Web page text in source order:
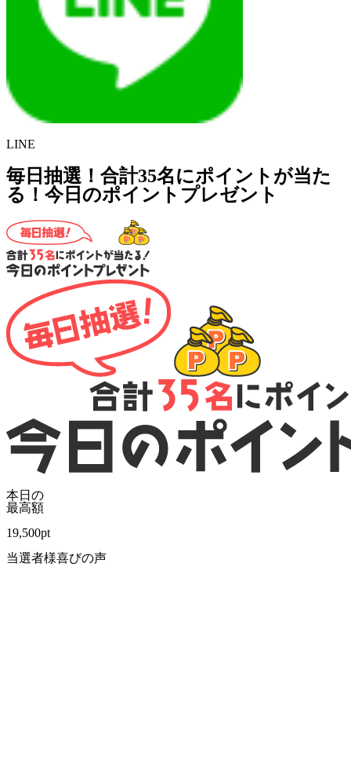
LINE
毎日抽選！合計35名にポイントが当た
る！今日のポイントプレゼント
本日の
最高額
19,500pt
当選者様喜びの声